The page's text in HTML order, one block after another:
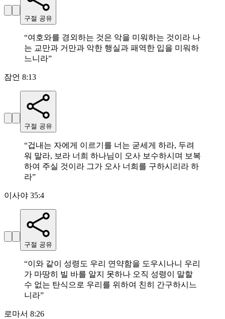
구절 공유
“여호와를 경외하는 것은 악을 미워하는 것이라 나
는 교만과 거만과 악한 행실과 패역한 입을 미워하
느니라”
잠언 8:13
구절 공유
“겁내는 자에게 이르기를 너는 굳세게 하라, 두려
워 말라, 보라 너희 하나님이 오사 보수하시며 보복
하여 주실 것이라 그가 오사 너희를 구하시리라 하
라”
이사야 35:4
구절 공유
“이와 같이 성령도 우리 연약함을 도우시나니 우리
가 마땅히 빌 바를 알지 못하나 오직 성령이 말할
수 없는 탄식으로 우리를 위하여 친히 간구하시느
니라”
로마서 8:26